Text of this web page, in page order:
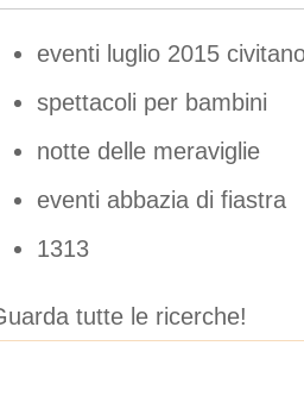
eventi luglio 2015
spettacoli per bambini
notte delle meraviglie
eventi abbazia di fiastra
1313
tutte le ricerche!